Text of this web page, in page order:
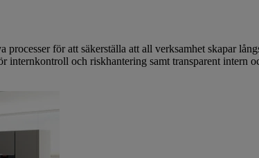
för att säkerställa att all verksamhet skapar
internkontroll och riskhantering samt transparent intern